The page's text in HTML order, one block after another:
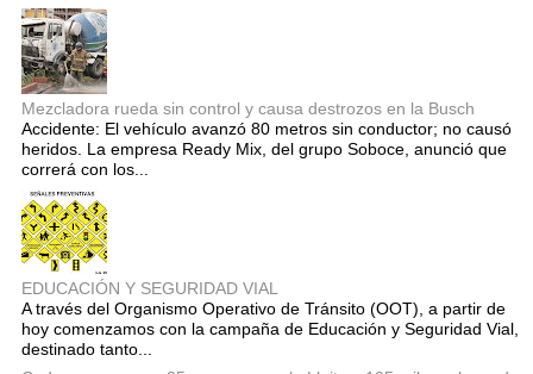
Mezcladora rueda sin control y causa destrozos en la Busch
Accidente: El vehículo avanzó 80 metros sin conductor; no causó
heridos. La empresa Ready Mix, del grupo Soboce, anunció que
correrá con los...
EDUCACIÓN Y SEGURIDAD VIAL
A través del Organismo Operativo de Tránsito (OOT), a partir de
hoy comenzamos con la campaña de Educación y Seguridad Vial,
destinado tanto...